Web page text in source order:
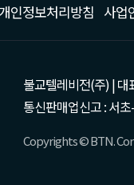
개인정보처리방침 사업
불교텔레비전(주) | 대
통신판매업신고 : 서
Copyrights © BTN.